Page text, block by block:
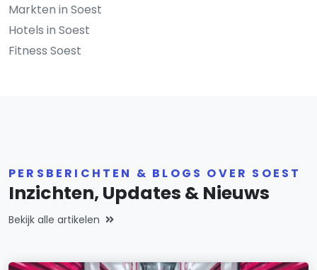
Markten in Soest
Hotels in Soest
Fitness Soest
PERSBERICHTEN & BLOGS OVER SOEST
Inzichten, Updates & Nieuws
Bekijk alle artikelen